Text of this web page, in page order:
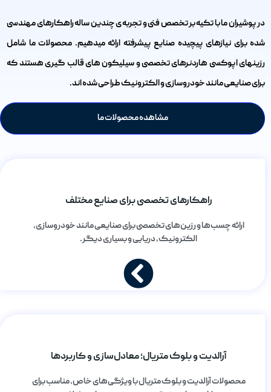
در پوشیران ما با تکیه بر تخصص فنی و تجربه ی چندین ساله راهکارهای مهندسی
شده برای نیازهای پیچیده صنایع پیشرفته ارائه میدهیم. محصولات ما شامل
رزینهای اپوکسی هاردنرهای تخصصی و سیلیکون های قالب گیری هستند که
برای صنایعی مانند خودروسازی و الکترونیک طراحی شده اند.
مشاهده محصولات ما
راهکارهای تخصصی برای صنایع مختلف
ارائه چسب‌ها و رزین‌های تخصصی برای صنایعی مانند خودروسازی،
الکترونیک، دریایی و بسیاری دیگر.
آرالدیت و بلوک متریال؛ معادل‌سازی و کاربردها
محصولات آرالدیت و بلوک متریال با ویژگی‌های خاص، مناسب برای